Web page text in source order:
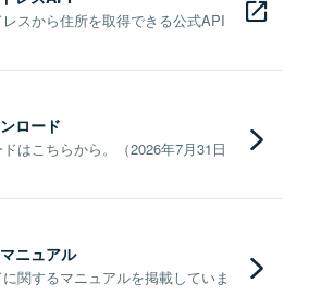
スから住所を取得できる公式API
ロード
はこちらから。（2026年7月31日
ニュアル
関するマニュアルを掲載していま